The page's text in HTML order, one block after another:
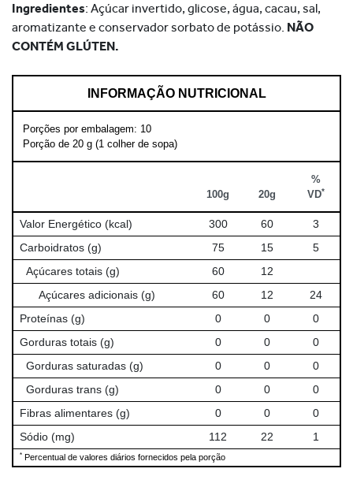
Ingredientes: Açúcar invertido, glicose, água, cacau, sal,
aromatizante e conservador sorbato de potássio. NÃO
CONTÉM GLÚTEN.
INFORMAÇÃO NUTRICIONAL
Porções por embalagem: 10
Porção de 20 g (1 colher de sopa)
100g 20g
%
VD*
Valor Energético (kcal) 300 60
3
Carboidratos (g)
75 15
5
Açúcares totais (g)
60
12
Açúcares adicionais (g)
60 12
24
Proteínas (g)
0 0
0
Gorduras totais (g)
0 0
0
Gorduras saturadas (g)
0 0
0
Gorduras trans (g)
0 0
0
Fibras alimentares (g)
0 0
0
Sódio (mg)
112 22 1
* Percentual de valores diários fornecidos pela porção